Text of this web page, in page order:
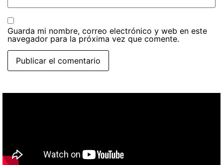
Guarda mi nombre, correo electrónico y web en este
navegador para la próxima vez que comente.